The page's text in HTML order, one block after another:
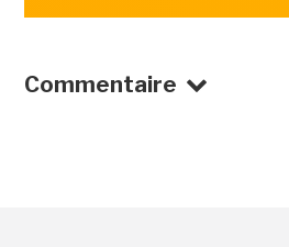
Commentaire